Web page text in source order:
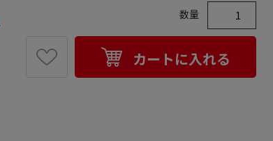
数量
カートに入れる